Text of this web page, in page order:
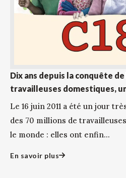
Dix ans depuis la conquête de
travailleuses domestiques,
Le 16 juin 2011 a été un jour
des 70 millions de
le monde : elles ont enfin...
En savoir plus